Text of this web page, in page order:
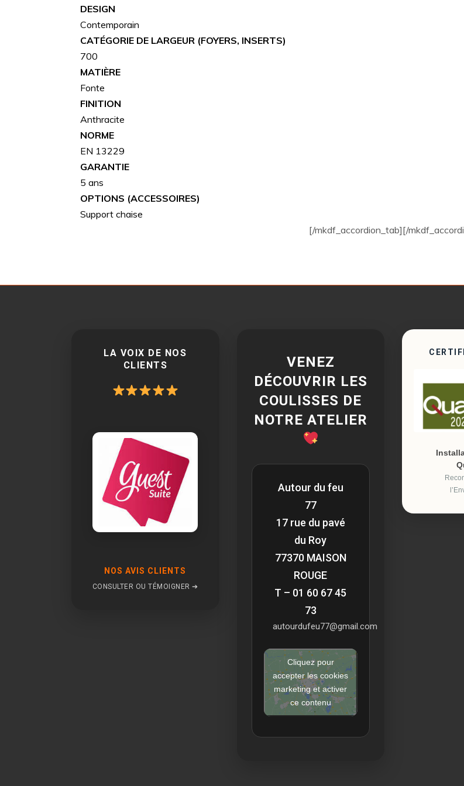
DESIGN
Contemporain
CATÉGORIE DE LARGEUR (FOYERS, INSERTS)
700
MATIÈRE
Fonte
FINITION
Anthracite
NORME
EN 13229
GARANTIE
5 ans
OPTIONS (ACCESSOIRES)
Support chaise
[/mkdf_accordion_tab][/
LA VOIX DE NOS
CLIENTS
NOS AVIS CLIENTS
CONSULTER OU TÉMOIGNER ➔
VENEZ
DÉCOUVRIR LES
COULISSES DE
NOTRE ATELIER
Autour du feu
77
17 rue du pavé
du Roy
77370 MAISON
ROUGE
T – 01 60 67 45
73
autourdufeu77@gmail.com
Cliquez pour
accepter les cookies
marketing et activer
ce contenu